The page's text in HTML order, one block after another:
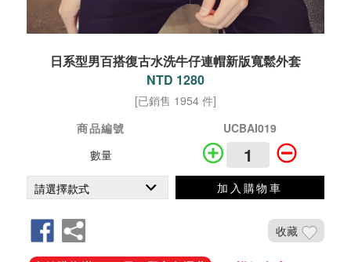
日系型男百搭復古水洗牛仔連帽新版寬鬆外套
NTD 1280
[已銷售 1954 件]
商品編號
UCBAI019
數量
加入購物車
收藏